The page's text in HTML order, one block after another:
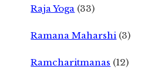
Raja Yoga (33)
Ramana Maharshi (3)
Ramcharitmanas (12)